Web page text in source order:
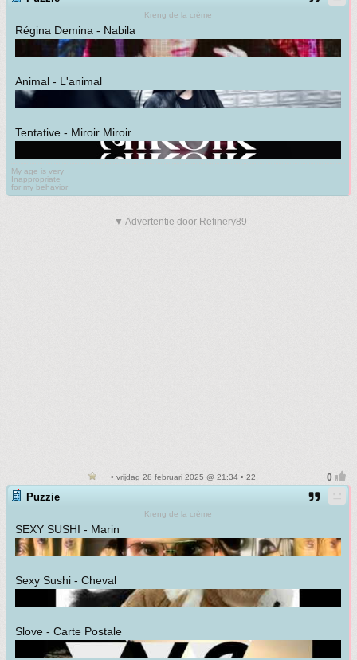
Kreng de la crème
Régina Demina - Nabila
Animal - L'animal
Tentative - Miroir Miroir
My age is very
Inappropriate
for my behavior
▼ Advertentie door Refinery89
• vrijdag 28 februari 2025 @ 21:34 • 22
Puzzie
Kreng de la crème
SEXY SUSHI - Marin
Sexy Sushi - Cheval
Slove - Carte Postale